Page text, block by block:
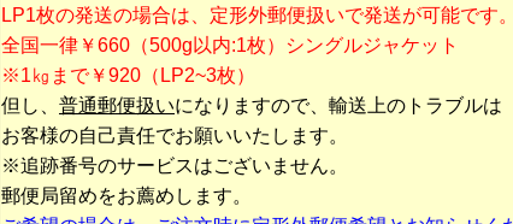
LP1枚の発送の場合は、定形外郵便扱いで発送が可能です。
全国一律￥660（500g以内:1枚）シングルジャケット
※1㎏まで￥920（LP2~3枚）
但し、 普通郵便扱いになりますので、輸送上のトラブルは
お客様の自己責任でお願いいたします。
※追跡番号のサービスはございません。
郵便局留めをお薦めします。